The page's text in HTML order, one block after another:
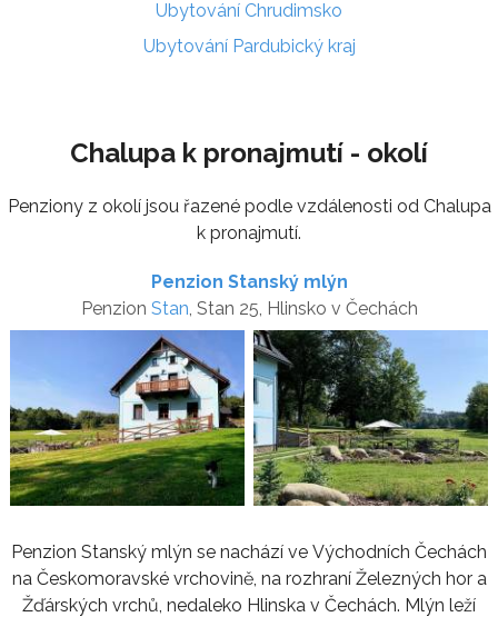
Ubytování Chrudimsko
Ubytování Pardubický kraj
Chalupa k pronajmutí - okolí
Penziony z okolí jsou řazené podle vzdálenosti od Chalupa
k pronajmutí.
Penzion Stanský mlýn
Penzion Stan, Stan 25, Hlinsko v Čechách
Penzion Stanský mlýn se nachází ve Východních Čechách
na Českomoravské vrchovině, na rozhraní Železných hor a
Žďárských vrchů, nedaleko Hlinska v Čechách. Mlýn leží